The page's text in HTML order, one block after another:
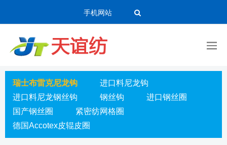
手机网站
瑞士布雷克尼龙钩
进口料尼龙钩
进口料尼龙钢丝钩
钢丝钩
进口钢丝圈
国产钢丝圈
紧密纺网格圈
德国Accotex皮辊皮圈